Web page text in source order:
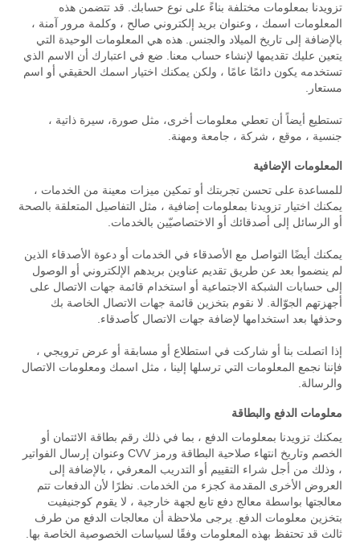
تزويدنا بمعلومات مختلفة بناءً على نوع حسابك. قد تتضمن هذه
المعلومات اسمك ، وعنوان بريد إلكتروني صالح ، وكلمة مرور آمنة ،
بالإضافة إلى تاريخ الميلاد والجنس. هذه هي المعلومات الوحيدة التي
يتعين عليك تقديمها لإنشاء حساب معنا. ضع في اعتبارك أن الاسم الذي
تستخدمه يكون دائمًا عامًا ، ولكن يمكنك اختيار اسمك الحقيقي أو اسم
مستعار.
تستطيع أيضاً أن تعطي معلومات أخرى، مثل صورة، سيرة ذاتية ،
جنسية ، موقع ، شركة ، جامعة ومهنة.
المعلومات الإضافية
للمساعدة على تحسن تجربتك أو تمكين ميزات معينة من الخدمات ،
يمكنك اختيار تزويدنا بمعلومات إضافية ، مثل التفاصيل المتعلقة بالصحة
أو الرسائل إلى أصدقائك أو الاختصاصيّين بالخدمات.
يمكنك أيضًا التواصل مع الأصدقاء في الخدمات أو دعوة الأصدقاء الذين
لم ينضموا بعد عن طريق تقديم عناوين بريدهم الإلكتروني أو الوصول
إلى حسابات الشبكة الاجتماعية أو استخدام قائمة جهات الاتصال على
أجهزتهم الجوّالة. لا نقوم بتخزين قائمة جهات الاتصال الخاصة بك
وحذفها بعد استخدامها لإضافة جهات الاتصال كأصدقاء.
إذا اتصلت بنا أو شاركت في استطلاع أو مسابقة أو عرض ترويجي ،
فإننا نجمع المعلومات التي ترسلها إلينا ، مثل اسمك ومعلومات الاتصال
والرسالة.
معلومات الدفع والبطاقة
يمكنك تزويدنا بمعلومات الدفع ، بما في ذلك رقم بطاقة الائتمان أو
الخصم وتاريخ انتهاء صلاحية البطاقة ورمز CVV وعنوان إرسال الفواتير
، وذلك من أجل شراء التقييم أو التدريب المعرفي ، بالإضافة إلى
العروض الأخرى المقدمة كجزء من الخدمات. نظرًا لأن الدفعات تتم
معالجتها بواسطة معالج دفع تابع لجهة خارجية ، لا يقوم كوجنيفيت
بتخزين معلومات الدفع. يرجى ملاحظة أن معالجات الدفع من طرف
ثالث قد تحتفظ بهذه المعلومات وفقًا لسياسات الخصوصية الخاصة بها.